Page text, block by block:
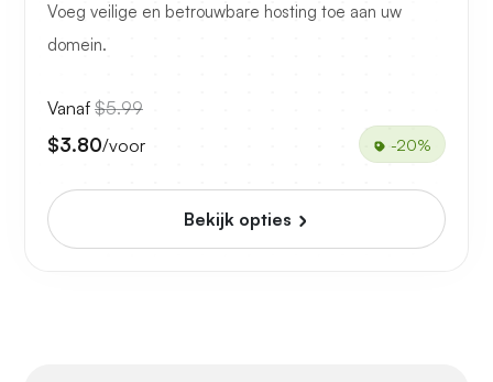
Voeg veilige en betrouwbare hosting toe aan uw
domein.
Vanaf $5.99
$3.80/voor -20%
Bekijk opties